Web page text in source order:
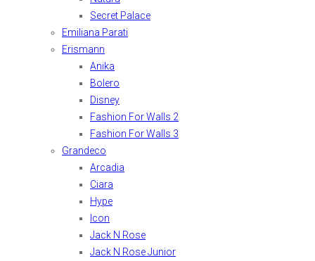
Secret Palace
Emiliana Parati
Erismann
Anika
Bolero
Disney
Fashion For Walls 2
Fashion For Walls 3
Grandeco
Arcadia
Ciara
Hype
Icon
Jack N Rose
Jack N Rose Junior